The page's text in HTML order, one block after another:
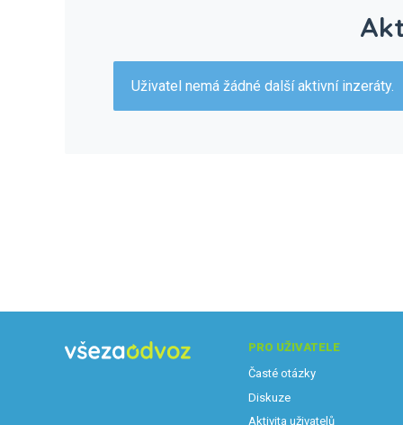
Uživatel nemá žádné další aktivní inzeráty.
PRO UŽIVATELE
Časté otázky
Diskuze
Aktivita uživatelů